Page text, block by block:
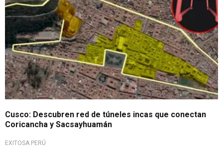
Cusco: Descubren red de túneles incas que conectan
Coricancha y Sacsayhuamán
EXITOSA PERÚ